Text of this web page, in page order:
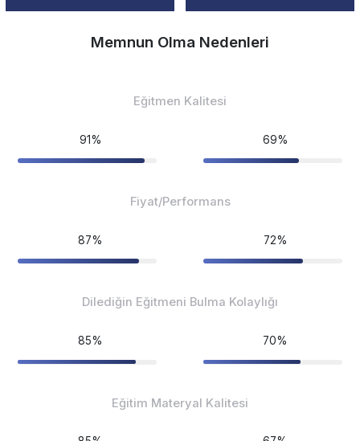
Memnun Olma Nedenleri
Eğitmen Kalitesi
91% 69%
Fiyat/Performans
87% 72%
Dilediğin Eğitmeni Bulma Kolaylığı
85% 70%
Eğitim Materyal Kalitesi